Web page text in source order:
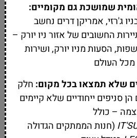
שמושכת גם מקומיים:
ג'רזי, אמריקן דרים נחשב
החשובים של אזור ניו יורק –
הסעות מניו יורק, ושירות
העולם
שלא תמצאו בכל מקום: חלק
סניפים ייחודיים שלא קיימים
– כולל
(חנות הממתקים הגדולה